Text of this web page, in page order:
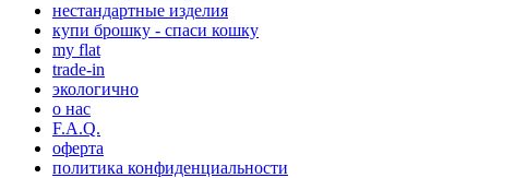
нестандартные изделия
купи брошку - спаси кошку
my flat
trade-in
экологично
о нас
F.A.Q.
оферта
политика конфиденциальности